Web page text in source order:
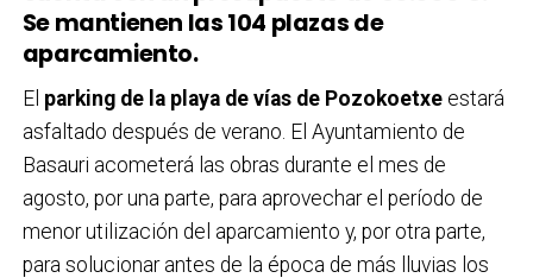
Se mantienen las 104 plazas de
aparcamiento.
El parking de la playa de vías de Pozokoetxeestará
asfaltado después de verano. El Ayuntamiento de
Basauri acometerá las obras durante el mes de
agosto, por una parte, para aprovechar el período de
menor utilización del aparcamiento y, por otra parte,
para solucionar antes de la época de más lluvias los